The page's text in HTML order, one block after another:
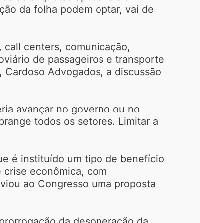
da folha podem optar, vai de
call centers, comunicação,
de passageiros e transporte
Advogados, a discussão
avançar no governo ou no
todos os setores. Limitar a
é instituído um tipo de benefício
econômica, com
ao Congresso uma proposta